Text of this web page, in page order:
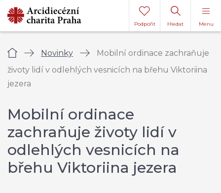
Menu
Hledat
Podpořit
Úvod Novinky
Mobilní ordinace zachraňuje
životy lidí v odlehlých vesnicích na břehu Viktoriina
jezera
Mobilní ordinace
zachraňuje životy lidí v
odlehlých vesnicích na
břehu Viktoriina jezera